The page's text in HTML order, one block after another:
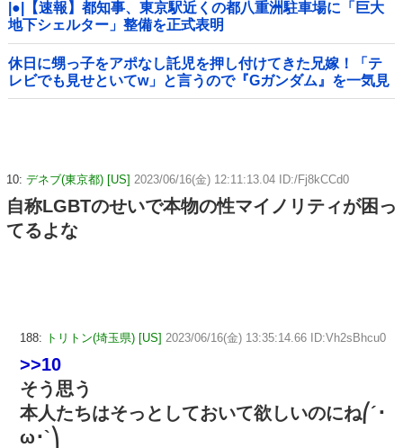
|●|【速報】都知事、東京駅近くの都八重洲駐車場に「巨大
地下シェルター」整備を正式表明
休日に甥っ子をアポなし託児を押し付けてきた兄嫁！「テ
レビでも見せといてw」と言うので『Gガンダム』を一気見
させた結果……甥っ子が重度の中二病を発症して家で大暴
10: デネブ(東京都) [US] 2023/06/16(金) 12:11:13.04 ID:/Fj8kCCd0
自称LGBTのせいで本物の性マイノリティが困っ
てるよな
188: トリトン(埼玉県) [US] 2023/06/16(金) 13:35:14.66 ID:Vh2sBhcu0
>>10
そう思う
本人たちはそっとしておいて欲しいのにね⎛´･
ω･`⎞